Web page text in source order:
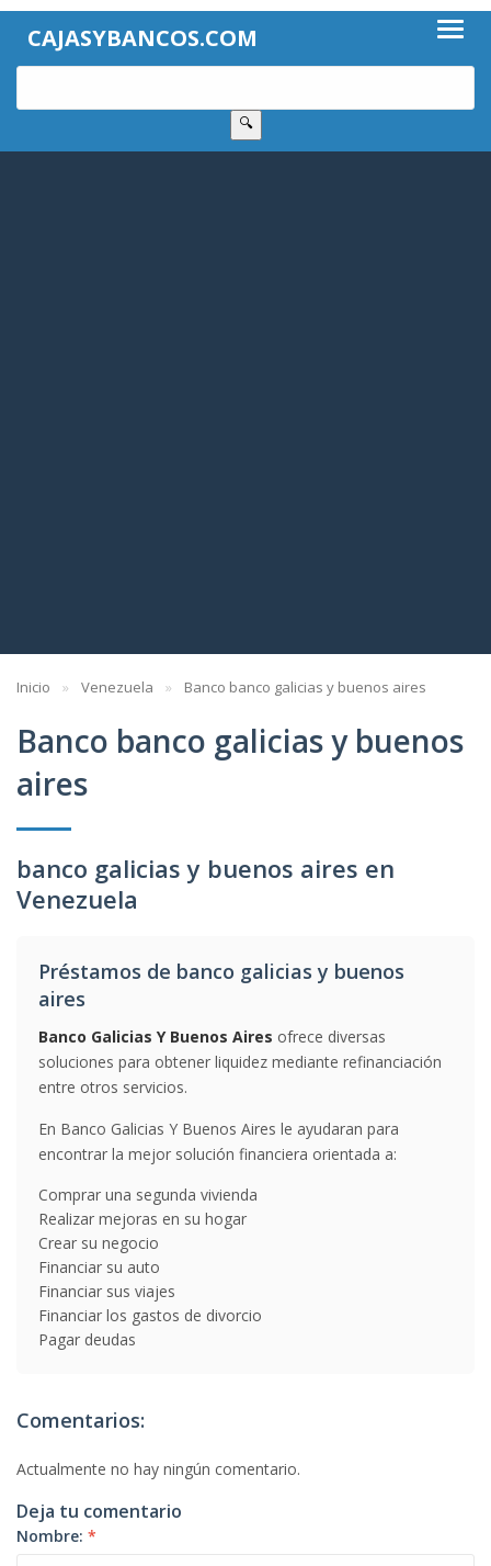
CAJASYBANCOS.COM
🔍
Inicio Venezuela Banco banco galicias y buenos aires
Banco banco galicias y buenos
aires
banco galicias y buenos aires en
Venezuela
Préstamos de banco galicias y buenos
aires
Banco Galicias Y Buenos Aires ofrece diversas
soluciones para obtener liquidez mediante refinanciación
entre otros servicios.
En Banco Galicias Y Buenos Aires le ayudaran para
encontrar la mejor solución financiera orientada a:
Comprar una segunda vivienda
Realizar mejoras en su hogar
Crear su negocio
Financiar su auto
Financiar sus viajes
Financiar los gastos de divorcio
Pagar deudas
Comentarios:
Actualmente no hay ningún comentario.
Deja tu comentario
Nombre: *